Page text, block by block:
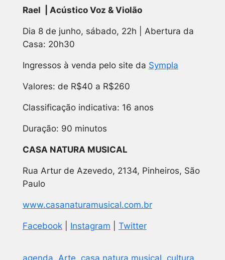
Rael | Acústico Voz & Violão
Dia 8 de junho, sábado, 22h | Abertura da
Casa: 20h30
Ingressos à venda pelo site da Sympla
Valores: de R$40 a R$260
Classificação indicativa: 16 anos
Duração: 90 minutos
CASA NATURA MUSICAL
Rua Artur de Azevedo, 2134, Pinheiros, São
Paulo
www.casanaturamusical.com.br
Facebook| Instagram Twitter